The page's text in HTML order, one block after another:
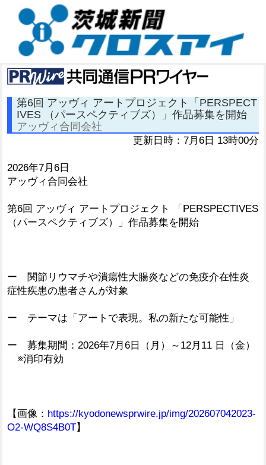
第6回 アッヴィ アートプロジェクト「PERSPECT
IVES （パースペクティブズ）」作品募集を開始
アッヴィ合同会社
更新日時：7月6日 13時00分
2026年7月6日
アッヴィ合同会社
第6回 アッヴィ アートプロジェクト 「PERSPECTIVES
（パースペクティブズ）」作品募集を開始
ー 関節リウマチや潰瘍性大腸炎などの免疫介在性炎
症性疾患の患者さんが対象
ー テーマは「アートで表現。私の新たな可能性」
ー 募集期間：2026年7月6日（月）～12月11 日（金）
※消印有効
【画像： https://kyodonewsprwire.jp/img/202607042023-
O2-WQ8S4B0T】